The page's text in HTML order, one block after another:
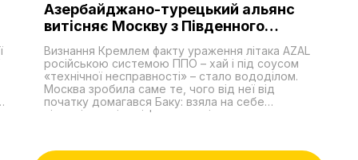
Азербайджано-турецький альянс
витісняє Москву з Південного
Кавказу
Визнання Кремлем факту ураження літака AZAL
російською системою ППО – хай і під соусом
«технічної несправності» – стало вододілом.
Москва зробила саме те, чого від неї від
початку домагався Баку: взяла на себе
відповідальність і фактично відкрила дорогу до
вибачається. Для нього це незручна позиція,